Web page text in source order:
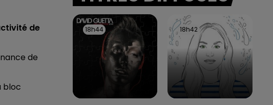
11h00 - 16h00
LE WEEK-END CHAMPAGNE FM
de
de
bloc
18h44
18h44 18h42
18h42